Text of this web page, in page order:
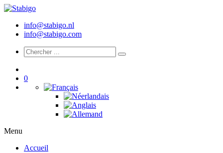
info@stabigo.nl
info@stabigo.com
0
Menu
Accueil